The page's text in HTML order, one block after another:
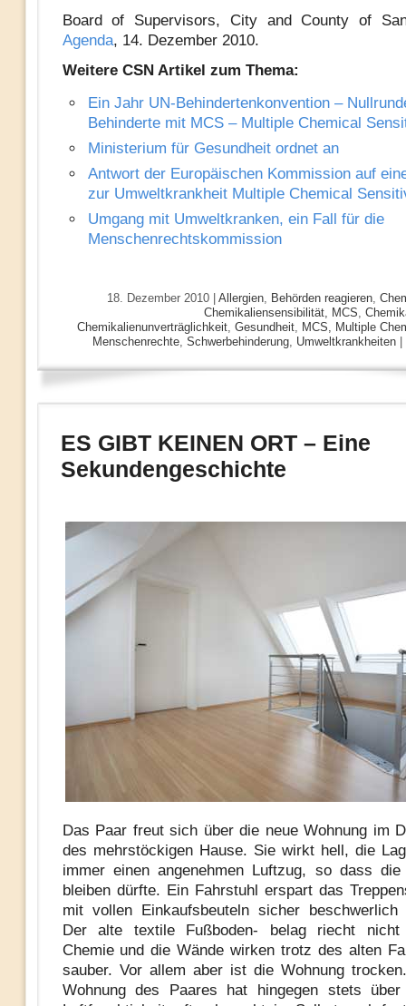
Board of Supervisors, City and County of
Agenda, 14. Dezember 2010.
Weitere CSN Artikel zum Thema:
Ein Jahr UN-Behindertenkonvention –
Behinderte mit MCS – Multiple Chemical
Ministerium für Gesundheit ordnet an
Antwort der Europäischen Kommission auf
zur Umweltkrankheit Multiple Chemical
Umgang mit Umweltkranken, ein Fall für die
Menschenrechtskommission
18. Dezember 2010 | Allergien, Behörden reagieren,
Chemikaliensensibilität, MCS,
Chemikalienunverträglichkeit, Gesundheit, MCS, Multiple
Menschenrechte, Schwerbehinderung, Umweltkrankheiten
ES GIBT KEINEN ORT – Eine
Sekundengeschichte
Das Paar freut sich über die neue Wohnung im
des mehrstöckigen Hause. Sie wirkt hell, die
immer einen angenehmen Luftzug, so dass
bleiben dürfte. Ein Fahrstuhl erspart das
mit vollen Einkaufsbeuteln sicher beschwerlich
Der alte textile Fußboden- belag riecht
Chemie und die Wände wirken trotz des alten
sauber. Vor allem aber ist die Wohnung
Wohnung des Paares hat hingegen stets